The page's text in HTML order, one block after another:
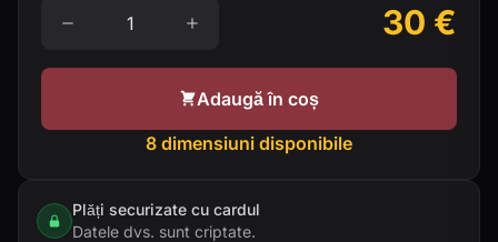
30 €
Adaugă în coș
8 dimensiuni disponibile
Plăți securizate cu cardul
Datele dvs. sunt criptate.